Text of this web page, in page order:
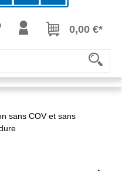
Vous avez 0 articles dans votre
0,00 €*